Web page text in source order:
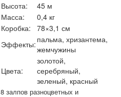
Высота:
45 м
Масса:
0,4 кг
Коробка:
78×3,1 см
Эффекты: пальма, хризантема,
жемчужины
Цвета:
золотой,
серебряный,
зеленый, красный
8 залпов разноцветных и